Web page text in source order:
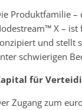
Produktfamilie
X – ist
und stellt
schwierigen
für
Zugang zum